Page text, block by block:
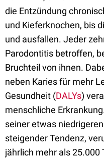
die Entzündung
und Kieferknochen, bis
und ausfallen. Jeder
Parodontitis betroffen,
Bruchteil von ihnen.
neben Karies für mehr
Gesundheit (DALYs)
menschliche
seiner etwas
steigender Tendenz,
jährlich mehr als 25.000